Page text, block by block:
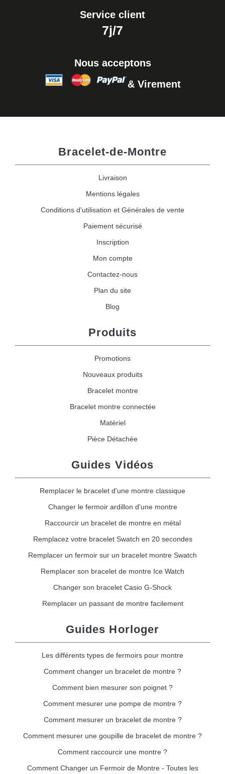
Service client
7j/7
Nous acceptons
& Virement
Bracelet-de-Montre
Livraison
Mentions légales
Conditions d'utilisation et Générales de vente
Paiement sécurisé
Inscription
Mon compte
Contactez-nous
Plan du site
Blog
Produits
Promotions
Nouveaux produits
Bracelet montre
Bracelet montre connectée
Matériel
Pièce Détachée
Guides Vidéos
Remplacer le bracelet d'une montre classique
Changer le fermoir ardillon d'une montre
Raccourcir un bracelet de montre en métal
Remplacez votre bracelet Swatch en 20 secondes
Remplacer un fermoir sur un bracelet montre Swatch
Remplacer son bracelet de montre Ice Watch
Changer son bracelet Casio G-Shock
Remplacer un passant de montre facilement
Guides Horloger
Les différents types de fermoirs pour montre
Comment changer un bracelet de montre ?
Comment bien mesurer son poignet ?
Comment mesurer une pompe de montre ?
Comment mesurer un bracelet de montre ?
Comment mesurer une goupille de bracelet de montre ?
Comment raccourcir une montre ?
Comment Changer un Fermoir de Montre - Toutes les